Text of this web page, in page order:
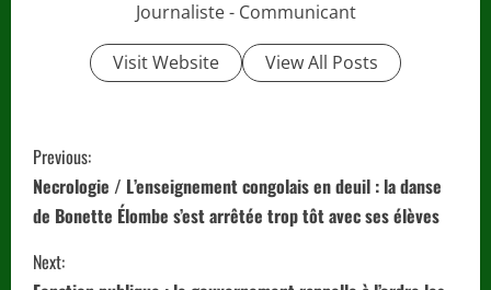
Journaliste - Communicant
Visit Website View All Posts
C
o
n
Previous:
Necrologie / L’enseignement congolais en deuil : la danse
de Bonette Élombe s’est arrêtée trop tôt avec ses élèves
Next: